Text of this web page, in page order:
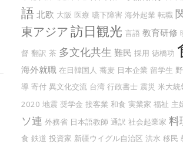
語北欧 大阪 医療 嚥下障害 海外起業 転職
東アジア訪日観光 言語 教育研修
督 翻訳 茶 多文化共生 難民 採用 徳橋功
海外就職 在日韓国人 蕎麦 日本企業 留学生
導 寄付 異文化交流 台湾 行政書士 震災 米大統
2020 地震 奨学金 接客業 和食 実業家 福祉 主
ソ連 外務省 日本語教師 通訳 社会起業家 料
食 鉄道 投資家 新疆ウイグル自治区 洪水 移民